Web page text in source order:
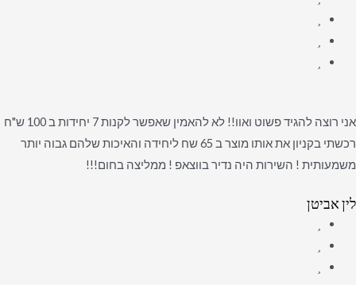
אני רוצה להגיד פשוט ואוו!! לא להאמין שאפשר לקנות 7 יחידות ב 100 ש"ח
רכשתי בקניון את אותו מוצר ב 65 שח ליחידה והאיכות שלהם גבוה יותר
משמעותית ! השירות היה נדיר בווצאפ ! ממליצה בחום!!!
לין אביטן